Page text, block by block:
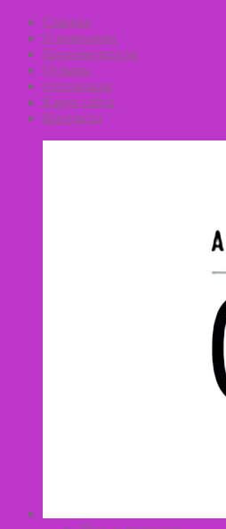
Главная
О компании
Производители
Отзывы
Оптовикам
Карта сайта
Контакты